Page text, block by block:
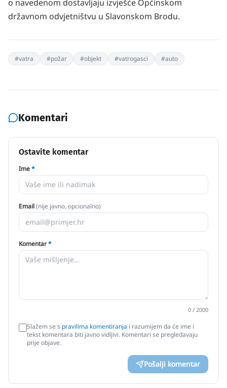
o navedenom dostavljaju izvješće Općinskom
državnom odvjetništvu u Slavonskom Brodu.
#vatra #požar #objekt #vatrogasci #auto
Komentari
Ostavite komentar
Ime*
Email(nije javno, opcionalno)
Komentar*
0 / 2000
Slažem se s pravilima komentiranja i razumijem da će ime i
tekst komentara biti javno vidljivi. Komentari se pregledavaju
prije objave.
Pošalji komentar